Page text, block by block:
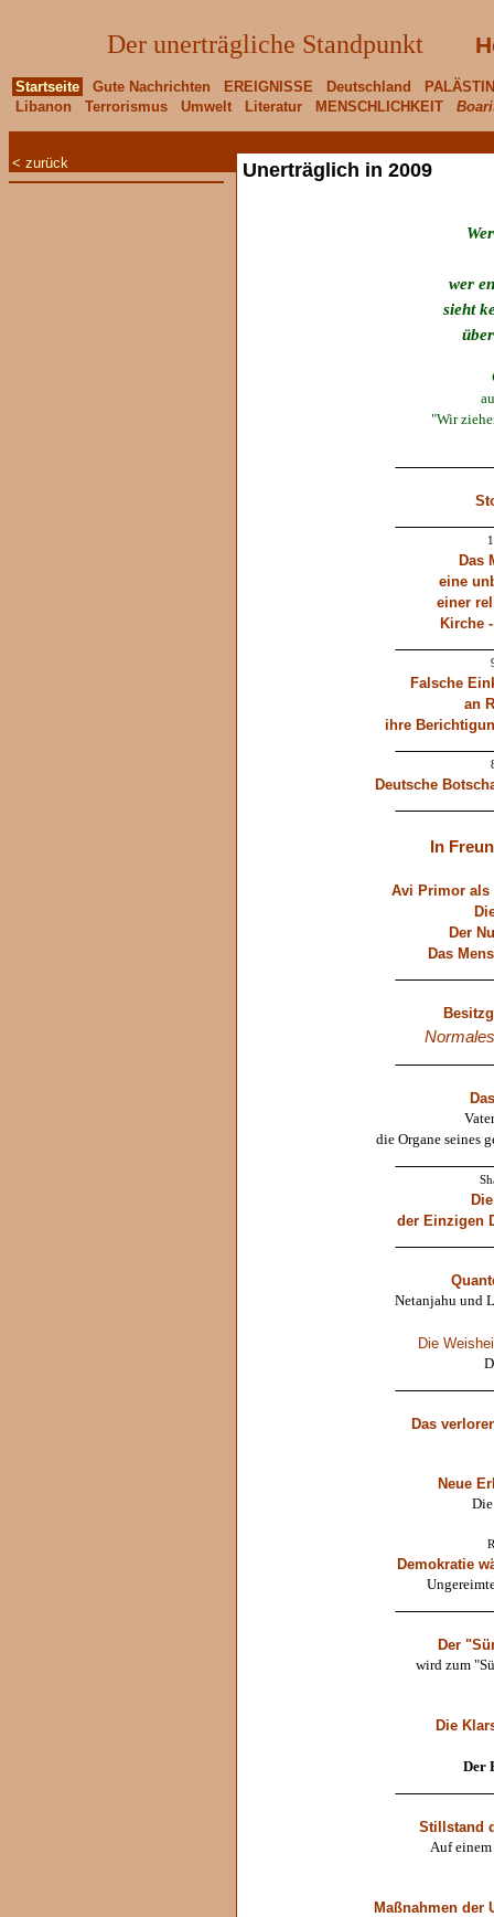
Der unerträgliche Standpunkt
Startseite Gute Nachrichten EREIGNISSE Deutschland
Libanon
Terrorismus Umwelt Literatur MENSCHLICHKEIT
< zurück Unerträglich in 2009
wer
sieht
"Wir
Das
eine
einer
Kirche
Falsche
an
ihre
Deutsche
In
Avi Primor als
Der
Das
die Organe seines
der Einzigen
Netanjahu und
Die
Das
Neue
Demokratie
Der
wird zum
Die
Der
Stillstand
Auf
Maßnahmen der